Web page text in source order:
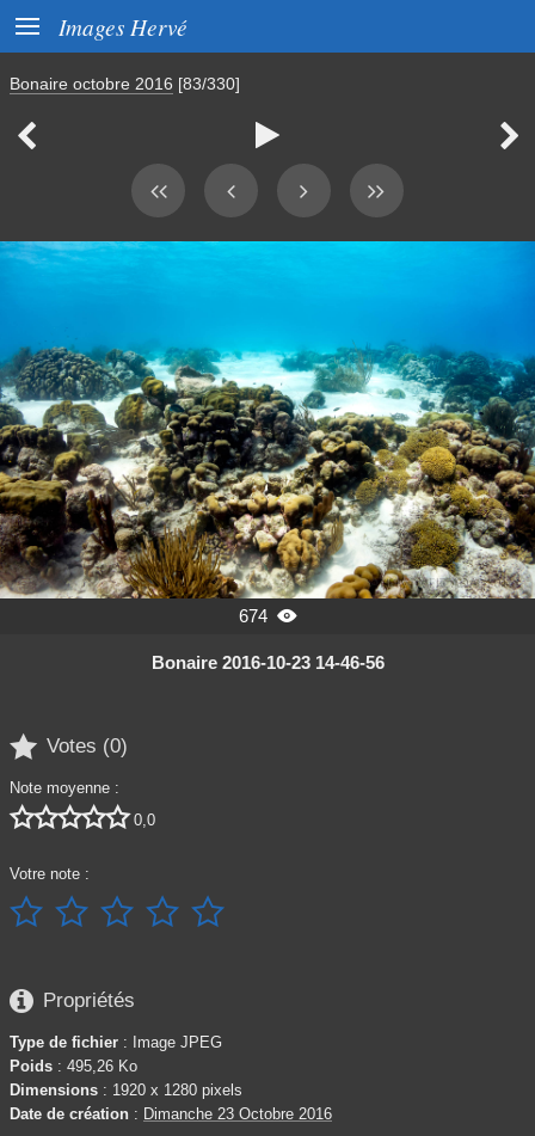
 Images Hervé
Bonaire octobre 2016 [83/330]
  
674 
Bonaire 2016-10-23 14-46-56
 Votes (0)
Note moyenne :
 0,0
Votre note :
    
 Propriétés
Type de fichier : Image JPEG
Poids : 495,26 Ko
Dimensions : 1920 x 1280 pixels
Date de création : Dimanche 23 Octobre 2016